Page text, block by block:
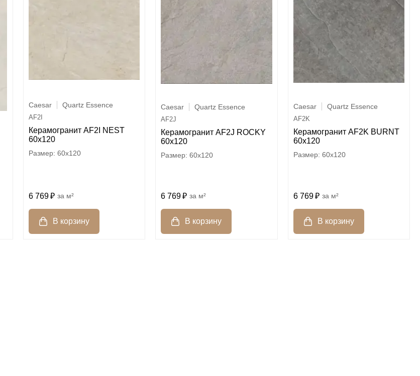
Caesar Quartz Essence
AF2I
Керамогранит AF2I NEST
60x120
60x120
6 769 м²
Caesar Quartz Essence
AF2J
Керамогранит AF2J ROCKY
60x120
60x120
6 769 м²
Caesar Quartz Essence
AF2K
Керамогранит AF2K BURNT
60x120
60x120
6 769 м²